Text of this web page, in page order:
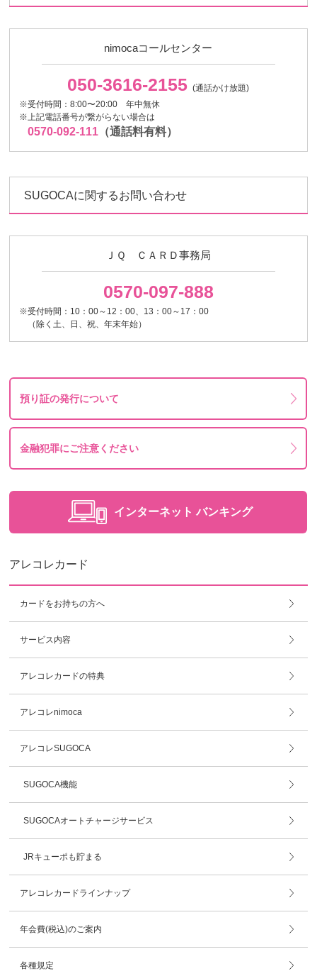
nimocaコールセンター
050-3616-2155(通話かけ放題)
※受付時間：8:00〜20:00 年中無休
※上記電話番号が繋がらない場合は
0570-092-111 （通話料有料）
SUGOCAに関するお問い合わせ
ＪＱ ＣＡＲＤ事務局
0570-097-888
※受付時間：10：00～12：00、13：00～17：00
（除く土、日、祝、年末年始）
預り証の発行について
金融犯罪にご注意ください
インターネット バンキング
アレコレカード
カードをお持ちの方へ
サービス内容
アレコレカードの特典
アレコレnimoca
アレコレSUGOCA
SUGOCA機能
SUGOCAオートチャージサービス
JRキューポも貯まる
アレコレカードラインナップ
年会費(税込)のご案内
各種規定